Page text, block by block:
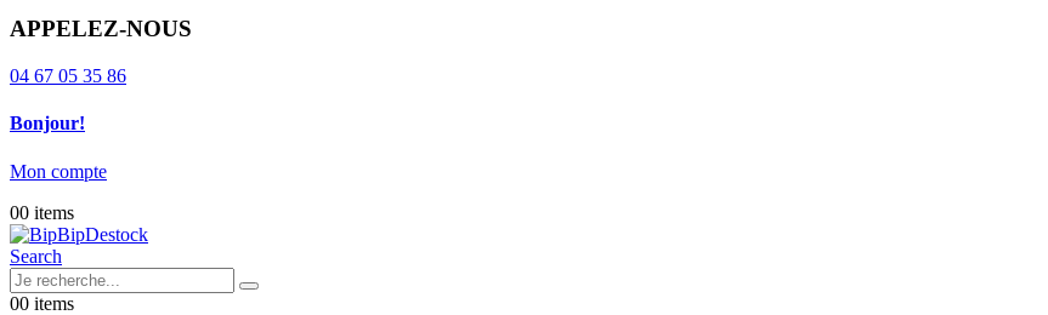
APPELEZ-NOUS
04 67 05 35 86
Bonjour!
Mon compte
00 items
Search
00 items